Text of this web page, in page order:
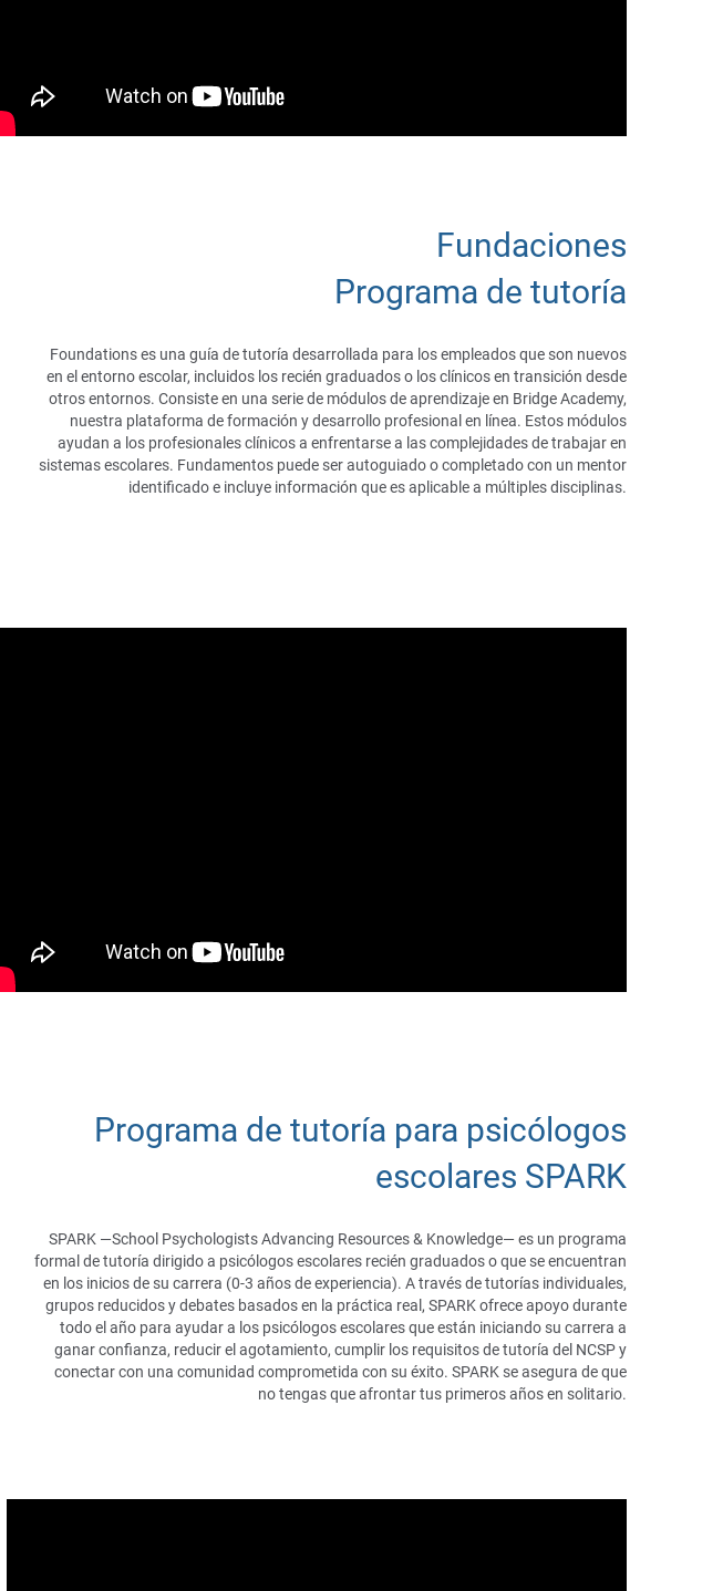
Fundaciones
Programa de tutoría
Foundations es una guía de tutoría desarrollada para los empleados que son nuevos
en el entorno escolar, incluidos los recién graduados o los clínicos en transición desde
otros entornos. Consiste en una serie de módulos de aprendizaje en Bridge Academy,
nuestra plataforma de formación y desarrollo profesional en línea. Estos módulos
ayudan a los profesionales clínicos a enfrentarse a las complejidades de trabajar en
sistemas escolares. Fundamentos puede ser autoguiado o completado con un mentor
identificado e incluye información que es aplicable a múltiples disciplinas.
Programa de tutoría para psicólogos
escolares SPARK
SPARK —School Psychologists Advancing Resources & Knowledge— es un programa
formal de tutoría dirigido a psicólogos escolares recién graduados o que se encuentran
en los inicios de su carrera (0-3 años de experiencia). A través de tutorías individuales,
grupos reducidos y debates basados en la práctica real, SPARK ofrece apoyo durante
todo el año para ayudar a los psicólogos escolares que están iniciando su carrera a
ganar confianza, reducir el agotamiento, cumplir los requisitos de tutoría del NCSP y
conectar con una comunidad comprometida con su éxito. SPARK se asegura de que
no tengas que afrontar tus primeros años en solitario.